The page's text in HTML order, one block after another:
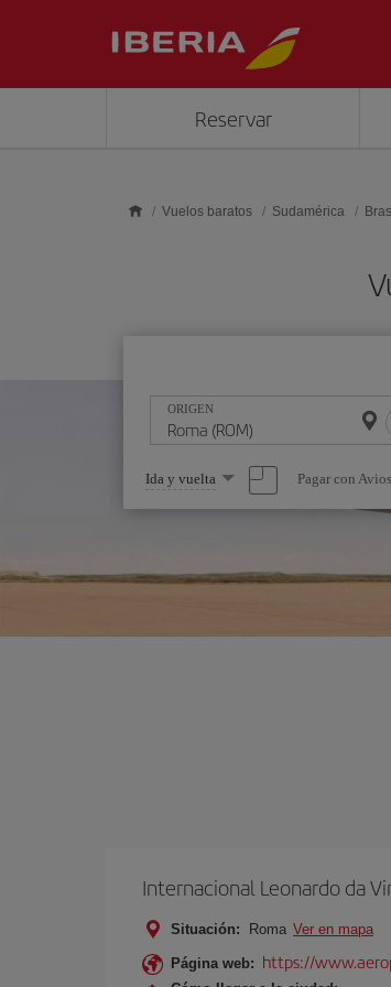
Reservar
Vuelos baratos Sudamérica
ORIGEN
Seleccione
una
opción
Ida y vuelta Pagar con Avios
Internacional Leonardo da
Situación: Roma Ver en mapa
Página web: https://